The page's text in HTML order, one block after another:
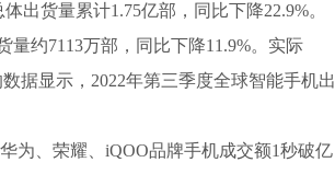
出货量累计1.75亿部，同比下降22.9%。
约7113万部，同比下降11.9%。实际
据显示，2022年第三季度全球智能手机出
为、荣耀、iQOO品牌手机成交额1秒破亿